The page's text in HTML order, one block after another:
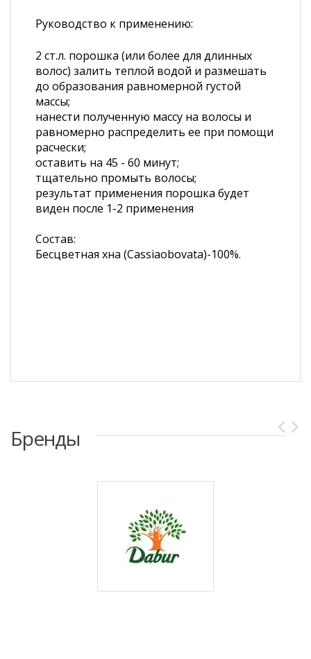
Руководство к применению:
2 ст.л. порошка (или более для длинных
волос) залить теплой водой и размешать
до образования равномерной густой
массы;
нанести полученную массу на волосы и
равномерно распределить ее при помощи
расчески;
оставить на 45 - 60 минут;
тщательно промыть волосы;
результат применения порошка будет
виден после 1-2 применения
Состав:
Бесцветная хна (Cassiaobovata)-100%.
Бренды